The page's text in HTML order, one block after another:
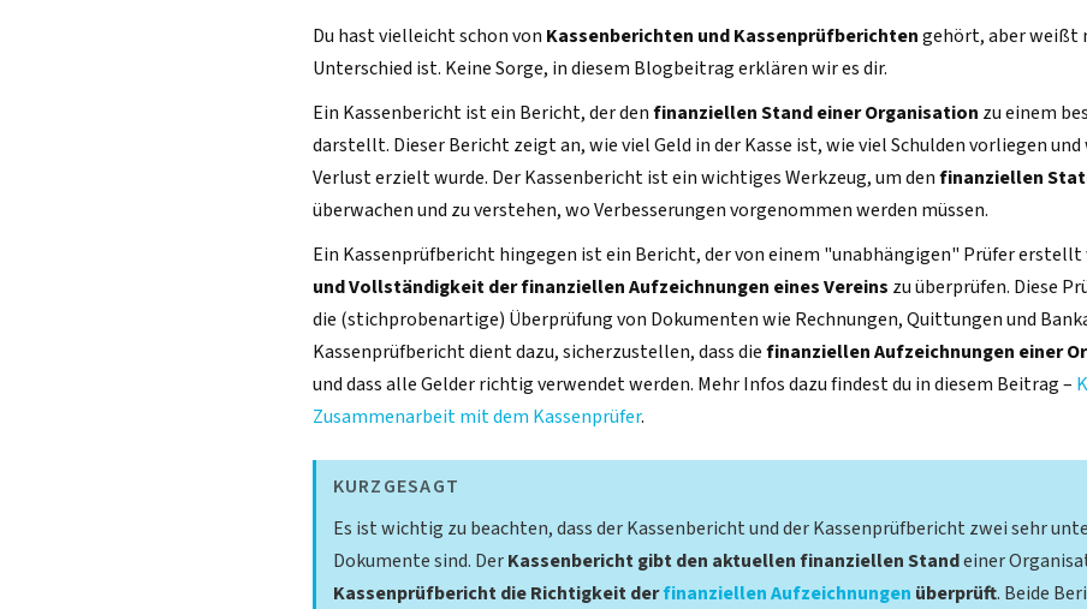
Du hast vielleicht schon von Kassenberichten und Kassenprüfberichtengehört, aber weißt
Unterschied ist. Keine Sorge, in diesem Blogbeitrag erklären wir es dir.
Ein Kassenbericht ist ein Bericht, der denfinanziellen Stand einer Organisation zu einem
darstellt. Dieser Bericht zeigt an, wie viel Geld in der Kasse ist, wie viel Schulden vorliegen
Verlust erzielt wurde. Der Kassenbericht ist ein wichtiges Werkzeug, um denfinanziellen
überwachen und zu verstehen, wo Verbesserungen vorgenommen werden müssen.
Ein Kassenprüfbericht hingegen ist ein Bericht, der von einem "unabhängigen" Prüfer erstellt
und Vollständigkeit der finanziellen Aufzeichnungen eines Vereins zu überprüfen. Diese
die (stichprobenartige) Überprüfung von Dokumenten wie Rechnungen, Quittungen und
Kassenprüfbericht dient dazu, sicherzustellen, dass diefinanziellen Aufzeichnungen einer
und dass alle Gelder richtig verwendet werden. Mehr Infos dazu findest du in diesem Beitrag –
Zusammenarbeit mit dem Kassenprüfer.
KURZGESAGT
Es ist wichtig zu beachten, dass der Kassenbericht und der Kassenprüfbericht zwei sehr
Dokumente sind. DerKassenbericht gibt den aktuellen finanziellen Standeiner
Kassenprüfbericht die Richtigkeit derfinanziellen Aufzeichnungen überprüft. Beide